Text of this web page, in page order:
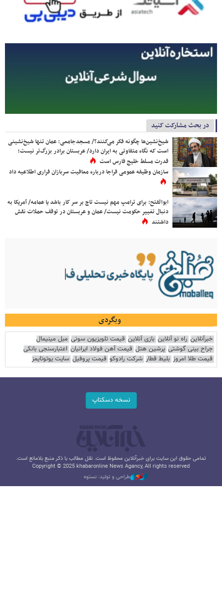
در بحث مشارکت کنید
شیخ‌نشین‌ها چگونه فکر می‌کنند؟/ مسجدجامعی: عمان تنها شیخ‌نشینی
است که نگاه متفاوتی به ایران دارد/ عربستان برادر بزرگ‌تر نیست؛
قدرت مسلط خلیج فارس است
سازمان وظیفه عمومی فراجا درباره معافیت سربازان فراری اطلاعیه داد
ابوالفتح: برای ترامپ مهم نیست تاج بر سر کار باشد یا عمامه/ آمریکا به
دنبال تغییر حکومت نیست/ عمان و عربستان در توقف حملات نقش
داشتند
وبگردی
خبرآنلاین راه نو آنلاین بازی آنلاین قیمت تلویزیون سونی مبل مینیمال
جراح بینی گوشتی پرشین هتل قیمت آهن فولاد ایرانیان اعتبارسنجی بانکی
قیمت طلا امروز بلیط قطار شرکت رادوکو قیمت پروفیل سایت یوتوتایمز
نسخه دسکتاپ
تمامی حقوق این سایت برای خبرآنلاین محفوظ است. نقل مطالب با ذکر منبع بلامانع است.
Copyright © 2025 khabaronline News Agancy, All rights reserved
طراحی و تولید: نستوه